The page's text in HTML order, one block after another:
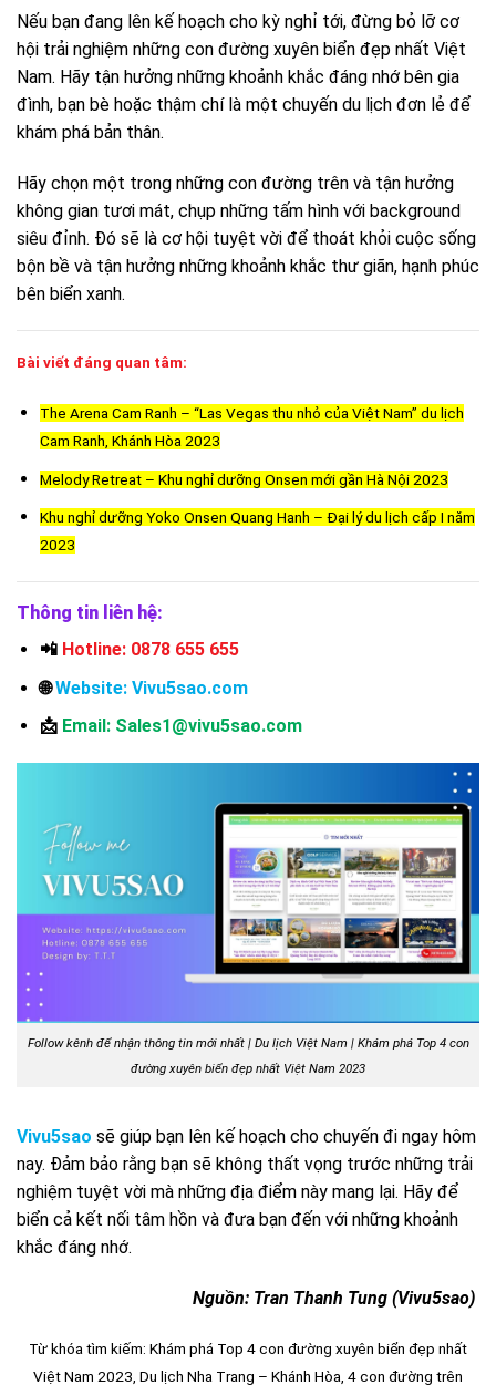
Nếu bạn đang lên kế hoạch cho kỳ nghỉ tới, đừng bỏ lỡ cơ
hội trải nghiệm những con đường xuyên biển đẹp nhất Việt
Nam. Hãy tận hưởng những khoảnh khắc đáng nhớ bên gia
đình, bạn bè hoặc thậm chí là một chuyến du lịch đơn lẻ để
khám phá bản thân.
Hãy chọn một trong những con đường trên và tận hưởng
không gian tươi mát, chụp những tấm hình với background
siêu đỉnh. Đó sẽ là cơ hội tuyệt vời để thoát khỏi cuộc sống
bộn bề và tận hưởng những khoảnh khắc thư giãn, hạnh phúc
bên biển xanh.
Bài viết đáng quan tâm:
The Arena Cam Ranh – “Las Vegas thu nhỏ của Việt Nam” du lịch
Cam Ranh, Khánh Hòa 2023
Melody Retreat – Khu nghỉ dưỡng Onsen mới gần Hà Nội 2023
Khu nghỉ dưỡng Yoko Onsen Quang Hanh – Đại lý du lịch cấp I năm
2023
Thông tin liên hệ:
📲 Hotline: 0878 655 655
🌐Website: Vivu5sao.com
📩 Email: Sales1@vivu5sao.com
Follow kênh để nhận thông tin mới nhất | Du lịch Việt Nam | Khám phá Top 4 con
đường xuyên biển đẹp nhất Việt Nam 2023
Vivu5sao sẽ giúp bạn lên kế hoạch cho chuyến đi ngay hôm
nay. Đảm bảo rằng bạn sẽ không thất vọng trước những trải
nghiệm tuyệt vời mà những địa điểm này mang lại. Hãy để
biển cả kết nối tâm hồn và đưa bạn đến với những khoảnh
khắc đáng nhớ.
Nguồn: Tran Thanh Tung (Vivu5sao)
Từ khóa tìm kiếm: Khám phá Top 4 con đường xuyên biển đẹp nhất
Việt Nam 2023, Du lịch Nha Trang – Khánh Hòa, 4 con đường trên